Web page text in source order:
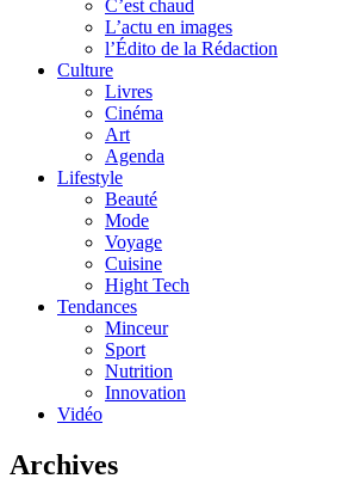
C’est chaud
L’actu en images
l’Édito de la Rédaction
Culture
Livres
Cinéma
Art
Agenda
Lifestyle
Beauté
Mode
Voyage
Cuisine
Hight Tech
Tendances
Minceur
Sport
Nutrition
Innovation
Vidéo
Archives